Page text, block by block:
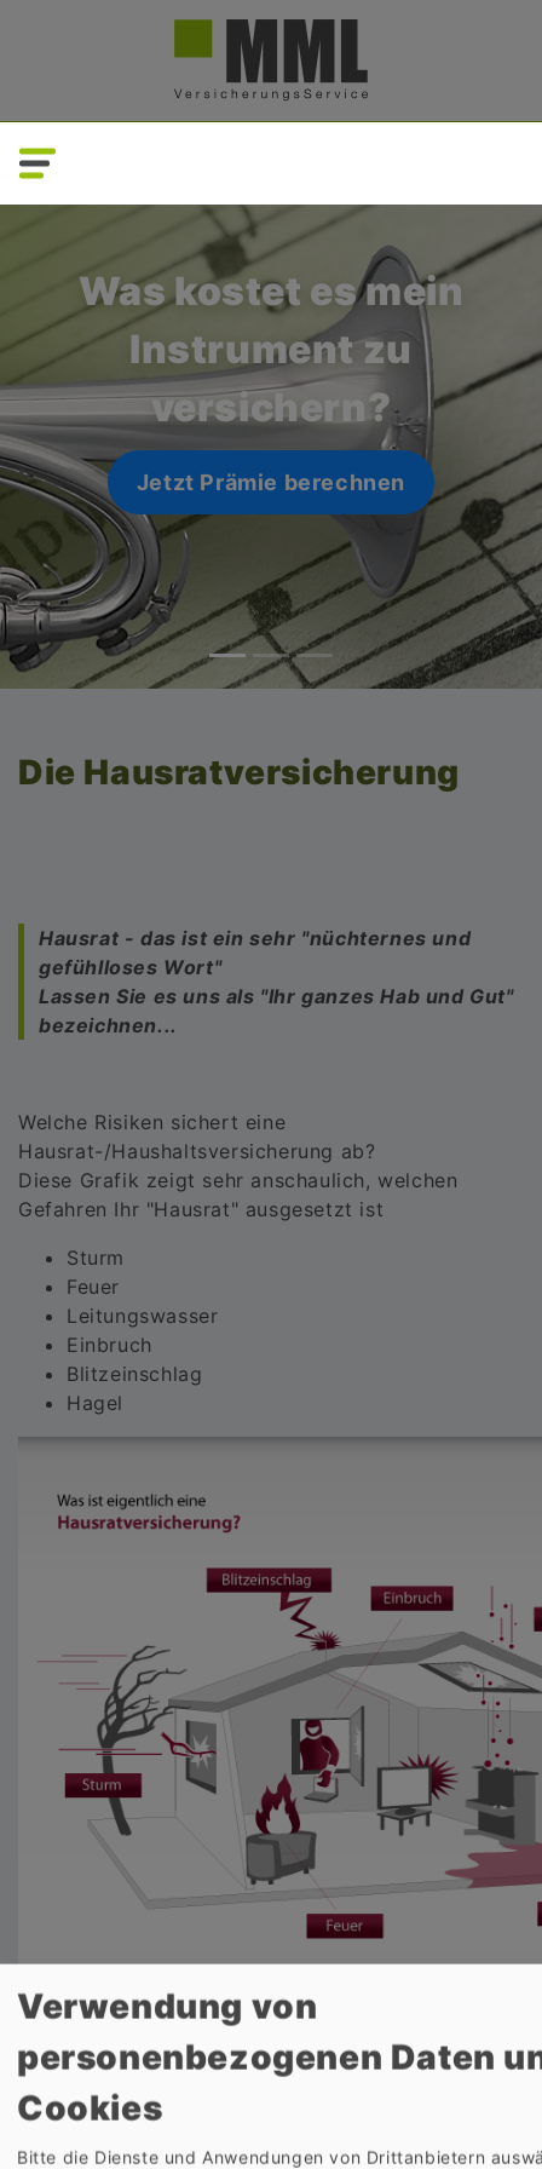
Was kostet es mein
Instrument zu
versichern?
Jetzt Prämie berechnen
Die Hausratversicherung
Hausrat - das ist ein sehr "nüchternes und
gefühlloses Wort"
Lassen Sie es uns als "Ihr ganzes Hab und Gut"
bezeichnen...
Welche Risiken sichert eine
Hausrat-/Haushaltsversicherung ab?
Diese Grafik zeigt sehr anschaulich, welchen
Gefahren Ihr "Hausrat" ausgesetzt ist
Sturm
Feuer
Leitungswasser
Einbruch
Blitzeinschlag
Hagel
Verwendung von
personenbezogenen Daten
Cookies
Bitte die Dienste und Anwendungen von Drittanbietern